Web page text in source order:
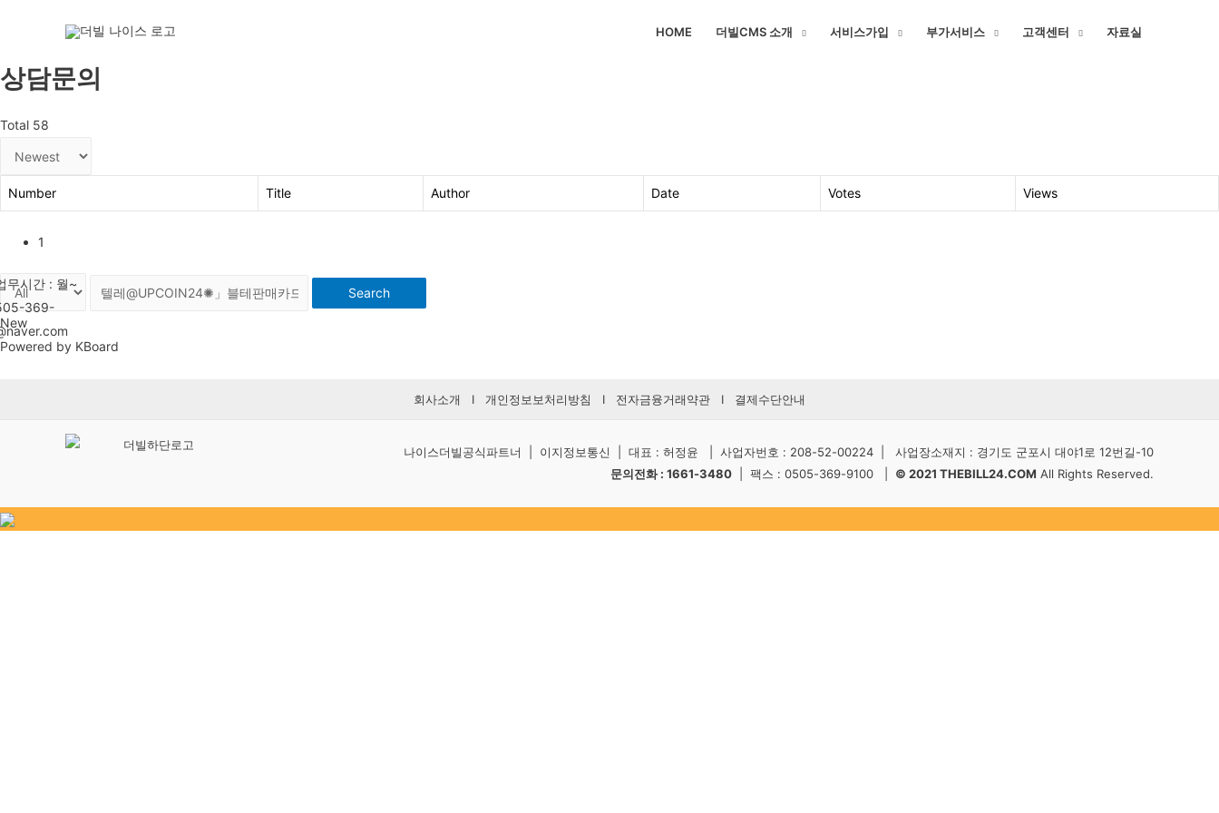
HOME 더빌CMS 소개 서비스가입 부가서비스 고객센터 자료실
상담문의
Total 58
Number Title Author Date Votes Views
1
Search
New
Powered by KBoard
회사소개 I 개인정보보처리방침 I 전자금융거래약관 I 결제수단안내
나이스더빌공식파트너 | 이지정보통신 | 대표 : 허정윤 | 사업자번호 : 208-52-00224 | 사업장소재지 : 경기도 군포시 대야1로 12번길-10
문의전화 : 1661-3480 | 팩스 : 0505-369-9100 | © 2021 THEBILL24.COM All Rights Reserved.